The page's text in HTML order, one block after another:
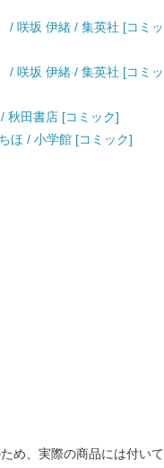
/ 咲坂 伊緒 / 集英社 [コミッ
/ 咲坂 伊緒 / 集英社 [コミッ
秋田書店 [コミック]
ほ / 小学館 [コミック]
め、実際の商品には付いて